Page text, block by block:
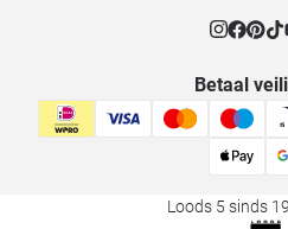
Betaal
Loods 5 sinds